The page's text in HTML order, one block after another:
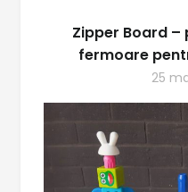
Zipper Board –
fermoare
25